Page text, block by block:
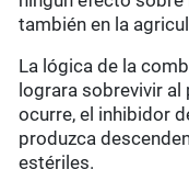
también en la
La lógica de la
lograra sobrevivir
ocurre, el inhibidor
produzca
estériles.